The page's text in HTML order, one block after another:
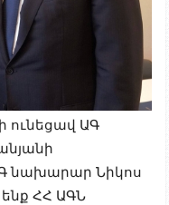
ունեցավ ԱԳ
նախարար Նիկոս
ՀՀ ԱԳՆ